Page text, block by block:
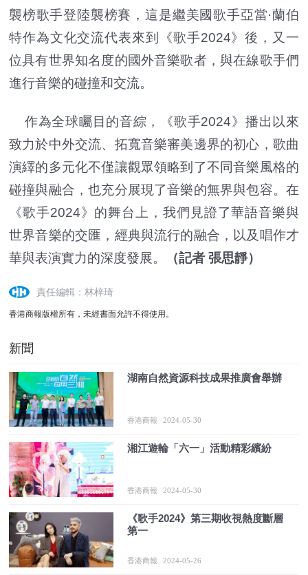
襲榜歌手登陸襲榜賽，這是繼美國歌手亞當·蘭伯
特作為文化交流代表來到《歌手2024》後，又一
位具有世界知名度的國外音樂歌者，與在線歌手們
進行音樂的碰撞和交流。
作為全球矚目的音綜，《歌手2024》播出以來
致力於中外交流、拓寬音樂審美邊界的初心，歌曲
演繹的多元化不僅讓觀眾領略到了不同音樂風格的
碰撞與融合，也充分展現了音樂的無界與包容。在
《歌手2024》的舞台上，我們見證了華語音樂與
世界音樂的交匯，經典與流行的融合，以及唱作才
華與表演實力的深度發展。
（記者 張思靜）
責任編輯：林梓琦
香港商報版權所有，未經書面允許不得使用。
新聞
湖南自然資源科技成果推廣會舉辦
香港商報 2024-05-30
湘江遊輪「六一」活動精彩繽紛
香港商報 2024-05-30
《歌手2024》第三期收視熱度斷層
第一
香港商報 2024-05-26